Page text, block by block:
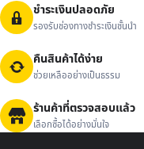
ชำระเงินปลอดภัย
รองรับช่องทางชำระเงินชั้นนำ
คืนสินค้าได้ง่าย
ช่วยเหลืออย่างเป็นธรรม
ร้านค้าที่ตรวจสอบแล้ว
เลือกซื้อได้อย่างมั่นใจ